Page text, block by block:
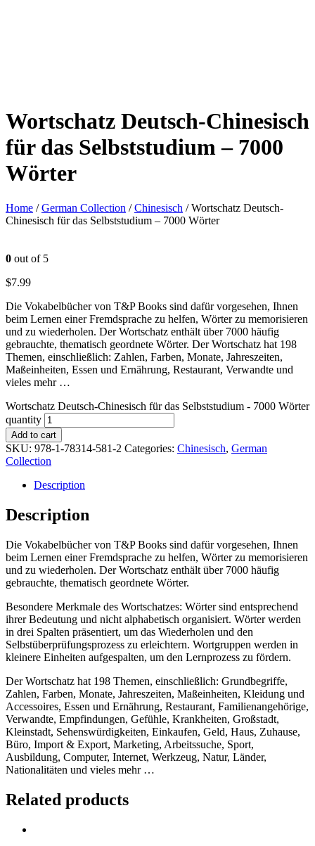
Wortschatz Deutsch-Chinesisch
für das Selbststudium – 7000
Wörter
Home /German Collection /Chinesisch / Wortschatz Deutsch-
Chinesisch für das Selbststudium – 7000 Wörter
0 out of 5
$7.99
Die Vokabelbücher von T&P Books sind dafür vorgesehen, Ihnen
beim Lernen einer Fremdsprache zu helfen, Wörter zu memorisieren
und zu wiederholen. Der Wortschatz enthält über 7000 häufig
gebrauchte, thematisch geordnete Wörter. Der Wortschatz hat 198
Themen, einschließlich: Zahlen, Farben, Monate, Jahreszeiten,
Maßeinheiten, Essen und Ernährung, Restaurant, Verwandte und
vieles mehr …
Wortschatz Deutsch-Chinesisch für das Selbststudium - 7000 Wörter
quantity
Add to cart
SKU: 978-1-78314-581-2 Categories: Chinesisch, German
Collection
Description
Description
Die Vokabelbücher von T&P Books sind dafür vorgesehen, Ihnen
beim Lernen einer Fremdsprache zu helfen, Wörter zu memorisieren
und zu wiederholen. Der Wortschatz enthält über 7000 häufig
gebrauchte, thematisch geordnete Wörter.
Besondere Merkmale des Wortschatzes: Wörter sind entsprechend
ihrer Bedeutung und nicht alphabetisch organisiert. Wörter werden
in drei Spalten präsentiert, um das Wiederholen und den
Selbstüberprüfungsprozess zu erleichtern. Wortgruppen werden in
kleinere Einheiten aufgespalten, um den Lernprozess zu fördern.
Der Wortschatz hat 198 Themen, einschließlich: Grundbegriffe,
Zahlen, Farben, Monate, Jahreszeiten, Maßeinheiten, Kleidung und
Accessoires, Essen und Ernährung, Restaurant, Familienangehörige,
Verwandte, Empfindungen, Gefühle, Krankheiten, Großstadt,
Kleinstadt, Sehenswürdigkeiten, Einkaufen, Geld, Haus, Zuhause,
Büro, Import & Export, Marketing, Arbeitssuche, Sport,
Ausbildung, Computer, Internet, Werkzeug, Natur, Länder,
Nationalitäten und vieles mehr …
Related products